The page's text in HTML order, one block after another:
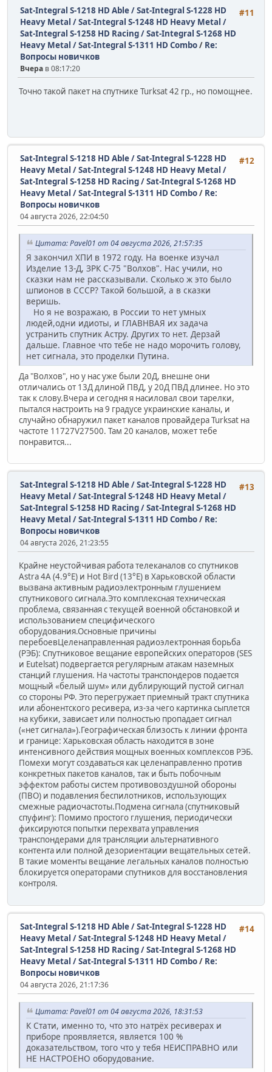
#11
Sat-Integral S-1218 HD Able / Sat-Integral S-1228 HD
Heavy Metal / Sat-Integral S-1248 HD Heavy Metal /
Sat-Integral S-1258 HD Racing / Sat-Integral S-1268 HD
Heavy Metal / Sat-Integral S-1311 HD Combo/ Re:
Вопросы новичков
Вчера в 08:17:20
Точно такой пакет на спутнике Turksat 42 гр., но помощнее.
#12
Sat-Integral S-1218 HD Able / Sat-Integral S-1228 HD
Heavy Metal / Sat-Integral S-1248 HD Heavy Metal /
Sat-Integral S-1258 HD Racing / Sat-Integral S-1268 HD
Heavy Metal / Sat-Integral S-1311 HD Combo/ Re:
Вопросы новичков
04 августа 2026, 22:04:50
Цитата: Pavel01 от 04 августа 2026, 21:57:35
Я закончил ХПИ в 1972 году. На военке изучал
Изделие 13-Д, ЗРК С-75 "Волхов". Нас учили, но
сказки нам не рассказывали. Сколько ж это было
шпионов в СССР? Такой большой, а в сказки
веришь.
Но я не возражаю, в России то нет умных
людей,одни идиоты, и ГЛАВНВАЯ их задача
устранить спутник Астру. Других то нет. Дерзай
дальше. Главное что тебе не надо морочить голову,
нет сигнала, это проделки Путина.
Да "Волхов", но у нас уже были 20Д, внешне они
отличались от 13Д длиной ПВД, у 20Д ПВД длинее. Но это
так к слову.Вчера и сегодня я насиловал свои тарелки,
пытался настроить на 9 градусе украинские каналы, и
случайно обнаружил пакет каналов провайдера Turksat на
частоте 11727V27500. Там 20 каналов, может тебе
понравится...
#13
Sat-Integral S-1218 HD Able / Sat-Integral S-1228 HD
Heavy Metal / Sat-Integral S-1248 HD Heavy Metal /
Sat-Integral S-1258 HD Racing / Sat-Integral S-1268 HD
Heavy Metal / Sat-Integral S-1311 HD Combo/ Re:
Вопросы новичков
04 августа 2026, 21:23:55
Крайне неустойчивая работа телеканалов со спутников
Astra 4A (4.9°E) и Hot Bird (13°E) в Харьковской области
вызвана активным радиоэлектронным глушением
спутникового сигнала.Это комплексная техническая
проблема, связанная с текущей военной обстановкой и
использованием специфического
оборудования.Основные причины
перебоевЦеленаправленная радиоэлектронная борьба
(РЭБ): Спутниковое вещание европейских операторов (SES
и Eutelsat) подвергается регулярным атакам наземных
станций глушения. На частоты транспондеров подается
мощный «белый шум» или дублирующий пустой сигнал
со стороны РФ. Это перегружает приемный тракт спутника
или абонентского ресивера, из-за чего картинка сыплется
на кубики, зависает или полностью пропадает сигнал
(«нет сигнала»).Географическая близость к линии фронта
и границе: Харьковская область находится в зоне
интенсивного действия мощных военных комплексов РЭБ.
Помехи могут создаваться как целенаправленно против
конкретных пакетов каналов, так и быть побочным
эффектом работы систем противовоздушной обороны
(ПВО) и подавления беспилотников, использующих
смежные радиочастоты.Подмена сигнала (спутниковый
спуфинг): Помимо простого глушения, периодически
фиксируются попытки перехвата управления
транспондерами для трансляции альтернативного
контента или полной дезориентации вещательных сетей.
В такие моменты вещание легальных каналов полностью
блокируется операторами спутников для восстановления
контроля.
#14
Sat-Integral S-1218 HD Able / Sat-Integral S-1228 HD
Heavy Metal / Sat-Integral S-1248 HD Heavy Metal /
Sat-Integral S-1258 HD Racing / Sat-Integral S-1268 HD
Heavy Metal / Sat-Integral S-1311 HD Combo/ Re:
Вопросы новичков
04 августа 2026, 21:17:36
Цитата: Pavel01 от 04 августа 2026, 18:31:53
К Стати, именно то, что это натрёх ресиверах и
приборе проявляется, является 100 %
доказательством, того что у тебя НЕИСПРАВНО или
НЕ НАСТРОЕНО оборудование.